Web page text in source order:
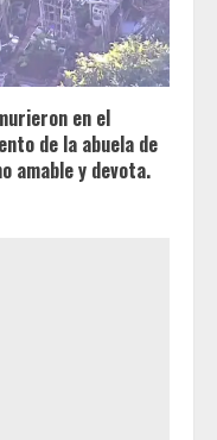
en el
de la abuela de
amable y devota.